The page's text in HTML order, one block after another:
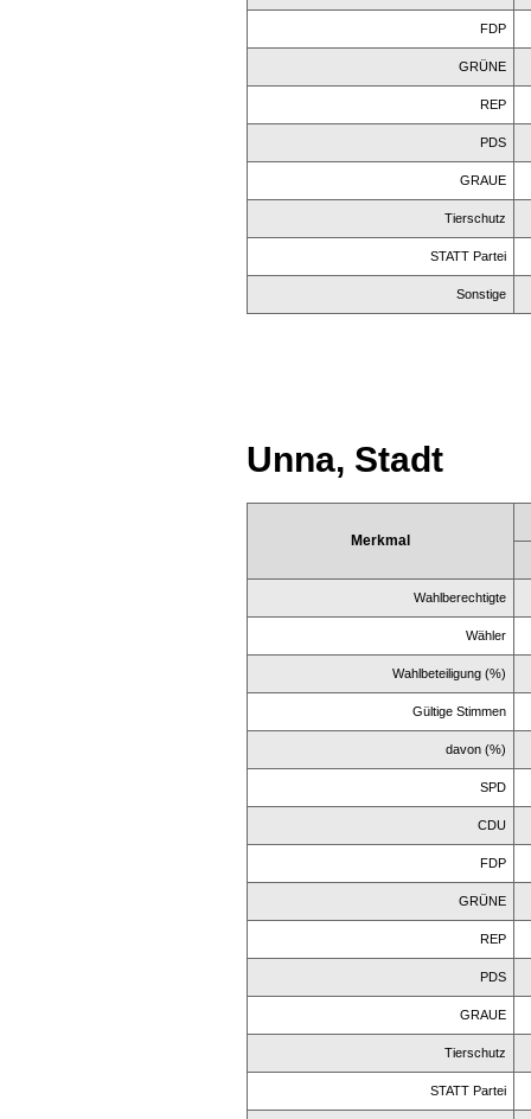
FDP
GRÜNE
REP
PDS
GRAUE
Tierschutz
STATT Partei
Sonstige
Unna, Stadt
Merkmal
Wahlberechtigte
Wähler
Wahlbeteiligung (%)
Gültige Stimmen
davon (%)
SPD
CDU
FDP
GRÜNE
REP
PDS
GRAUE
Tierschutz
STATT Partei